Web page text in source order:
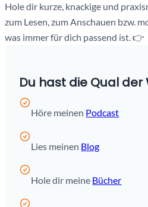
Hole dir kurze, knackige und
zum Lesen, zum Anschauen bzw.
was immer für dich passend ist. 👉
Du hast die Qual der
Höre meinen Podcast
Lies meinen Blog
Hole dir meine Bücher